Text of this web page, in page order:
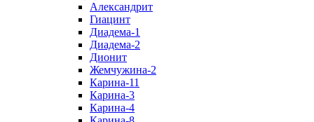
Алекcандрит
Гиацинт
Диадема-1
Диадема-2
Дионит
Жемчужина-2
Карина-11
Карина-3
Карина-4